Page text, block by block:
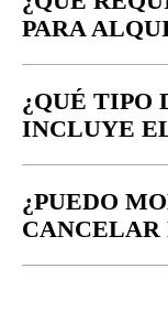
PARA
¿QUÉ TIPO
INCLUYE
¿PUEDO
CANCELAR